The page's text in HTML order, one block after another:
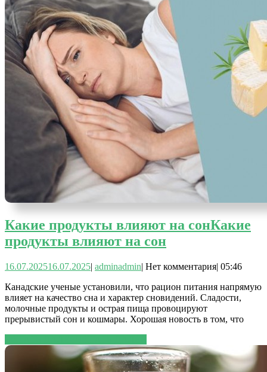
Какие продукты влияют на сонКакие
продукты влияют на сон
16.07.202516.07.2025| adminadmin| Нет комментария| 05:46
Канадские ученые установили, что рацион питания напрямую
влияет на качество сна и характер сновидений. Сладости,
молочные продукты и острая пища провоцируют
прерывистый сон и кошмары. Хорошая новость в том, что